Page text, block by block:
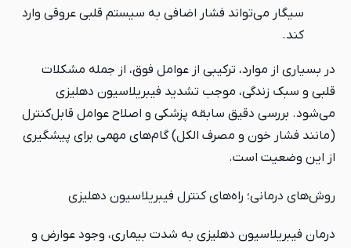
سیگار می‌تواند فشار اضافی به سیستم قلبی عروقی وارد
کند.
در بسیاری از موارد، ترکیبی از عوامل فوق، از جمله مشکلات
قلبی و سبک زندگی، موجب تشدید فیبریلاسیون دهلیزی
می‌شود. بررسی دقیق سابقه پزشکی و اصلاح عوامل قابل‌کنترل
(مانند فشار خون و مصرف الکل) گام‌های مهمی برای پیشگیری
از این وضعیت است.
روش‌های درمانی؛ راه‌های کنترل فیبریلاسیون دهلیزی
درمان فیبریلاسیون دهلیزی به شدت بیماری، وجود عوارض و